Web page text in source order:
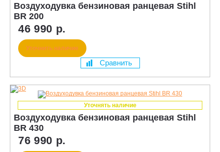
Воздуходувка бензиновая ранцевая Stihl
BR 200
46 990 р.
Уточнить наличие
Сравнить
Уточнять наличие
Воздуходувка бензиновая ранцевая Stihl
BR 430
76 990 р.